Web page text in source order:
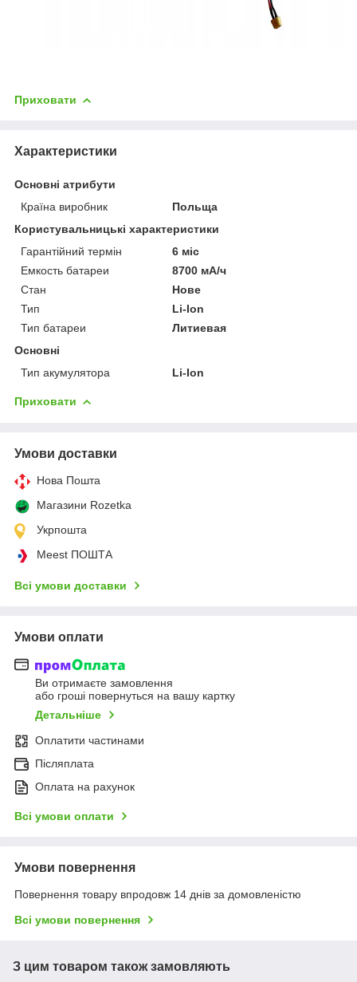
Приховати
Характеристики
Основні атрибути
Країна виробник
Польща
Користувальницькі характеристики
Гарантійний термін
6 міс
Емкость батареи
8700 мА/ч
Стан
Нове
Тип
Li-Ion
Тип батареи
Литиевая
Основні
Тип акумулятора
Li-Ion
Приховати
Умови доставки
Нова Пошта
Магазини Rozetka
Укрпошта
Meest ПОШТА
Всі умови доставки
Умови оплати
Ви отримаєте замовлення
або гроші повернуться на вашу картку
Детальніше
Оплатити частинами
Післяплата
Оплата на рахунок
Всі умови оплати
Умови повернення
Повернення товару впродовж 14 днів за домовленістю
Всі умови повернення
З цим товаром також замовляють